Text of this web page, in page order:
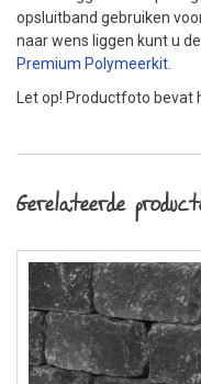
opsluitband gebruiken
naar wens liggen kunt u
Premium Polymeerkit
Let op! Productfoto
Gerelateerde